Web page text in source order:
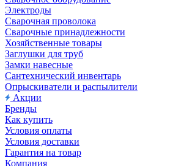
Электроды
Сварочная проволока
Сварочные принадлежности
Хозяйственные товары
Заглушки для труб
Замки навесные
Сантехнический инвентарь
Опрыскиватели и распылители
Акции
Бренды
Как купить
Условия оплаты
Условия доставки
Гарантия на товар
Компания